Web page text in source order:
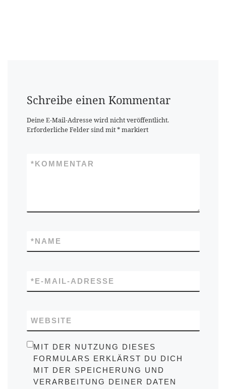
Schreibe einen Kommentar
Deine E-Mail-Adresse wird nicht veröffentlicht.
Erforderliche Felder sind mit*markiert
KOMMENTAR
*
NAME
*
E-MAIL-ADRESSE
*
WEBSITE
MIT DER NUTZUNG DIESES
FORMULARS ERKLÄRST DU DICH
MIT DER SPEICHERUNG UND
VERARBEITUNG DEINER DATEN